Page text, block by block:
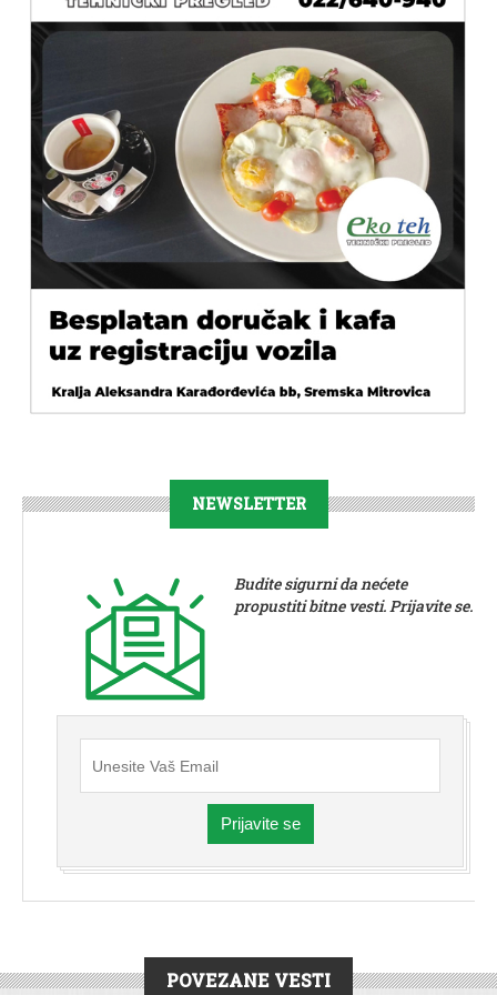
NEWSLETTER
Budite sigurni da nećete
propustiti bitne vesti. Prijavite se.
Prijavite se
POVEZANE VESTI
VESTI|CRNA HRONIKA